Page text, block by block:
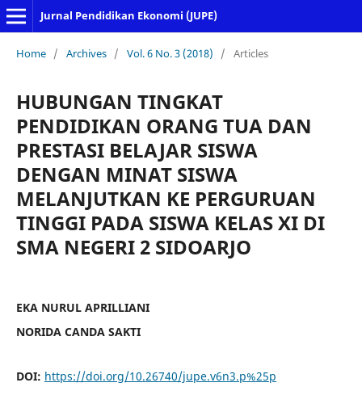
Jurnal Pendidikan Ekonomi (JUPE)
Home / Archives / Vol. 6 No. 3 (2018) / Articles
HUBUNGAN TINGKAT
PENDIDIKAN ORANG TUA DAN
PRESTASI BELAJAR SISWA
DENGAN MINAT SISWA
MELANJUTKAN KE PERGURUAN
TINGGI PADA SISWA KELAS XI DI
SMA NEGERI 2 SIDOARJO
EKA NURUL APRILLIANI
NORIDA CANDA SAKTI
DOI: https://doi.org/10.26740/jupe.v6n3.p%25p